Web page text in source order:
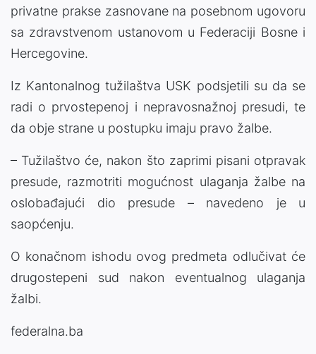
privatne prakse zasnovane na posebnom ugovoru
sa zdravstvenom ustanovom u Federaciji Bosne i
Hercegovine.
Iz Kantonalnog tužilaštva USK podsjetili su da se
radi o prvostepenoj i nepravosnažnoj presudi, te
da obje strane u postupku imaju pravo žalbe.
– Tužilaštvo će, nakon što zaprimi pisani otpravak
presude, razmotriti mogućnost ulaganja žalbe na
oslobađajući dio presude – navedeno je u
saopćenju.
O konačnom ishodu ovog predmeta odlučivat će
drugostepeni sud nakon eventualnog ulaganja
žalbi.
federalna.ba